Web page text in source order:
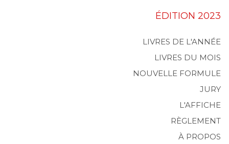
ÉDITION 2023
LIVRES DE L'ANNÉE
LIVRES DU MOIS
NOUVELLE FORMULE
JURY
L'AFFICHE
RÈGLEMENT
À PROPOS